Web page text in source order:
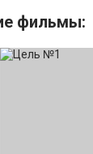
фильмы: